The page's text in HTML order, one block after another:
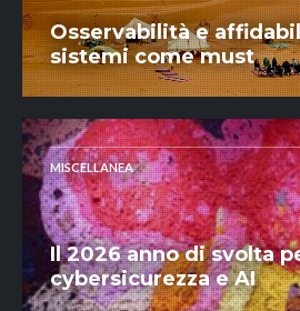
Osservabilità e
sistemi come must
MISCELLANEA
Il 2026 anno di svolta
cybersicurezza e AI